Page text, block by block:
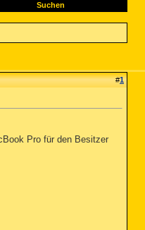
Suchen
#1
Pro für den Besitzer